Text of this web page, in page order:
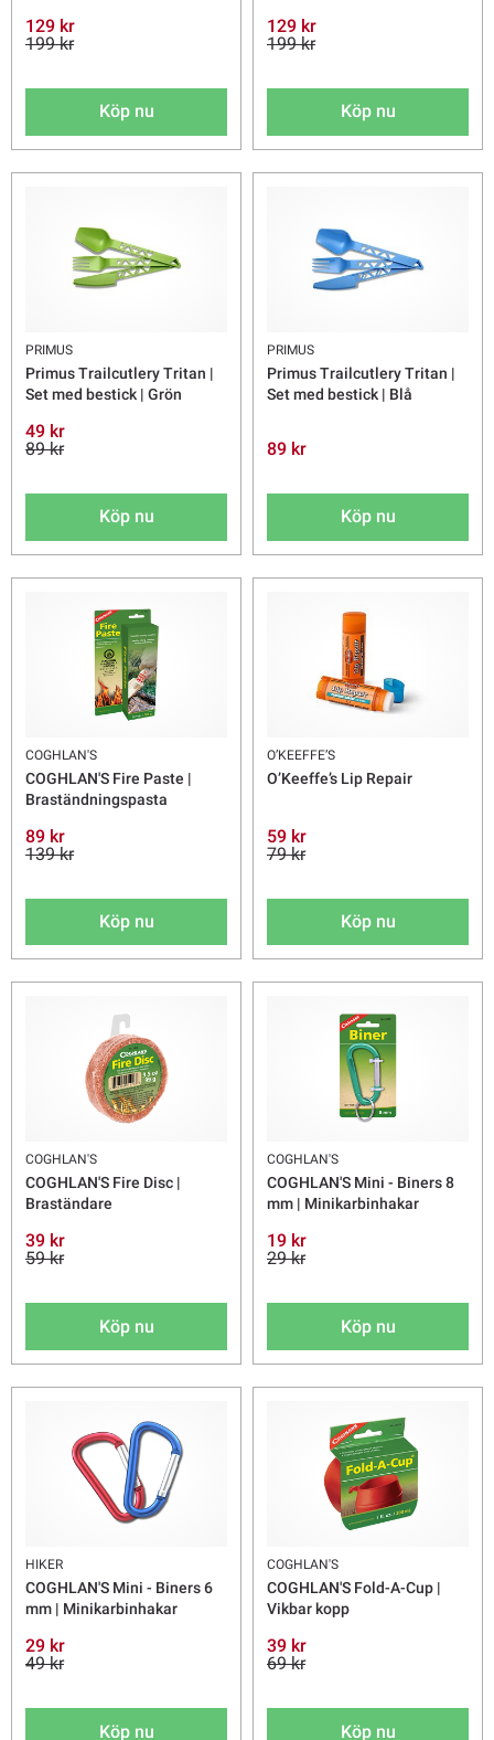
129 kr
199 kr
Köp nu
129 kr
199 kr
Köp nu
PRIMUS
Primus Trailcutlery Tritan |
Set med bestick | Grön
49 kr
89 kr
Köp nu
PRIMUS
Primus Trailcutlery Tritan |
Set med bestick | Blå
89 kr
Köp nu
COGHLAN'S
COGHLAN'S Fire Paste |
Braständningspasta
89 kr
139 kr
Köp nu
O’KEEFFE’S
O’Keeffe’s Lip Repair
59 kr
79 kr
Köp nu
COGHLAN'S
COGHLAN'S Fire Disc |
Braständare
39 kr
59 kr
Köp nu
COGHLAN'S
COGHLAN'S Mini - Biners 8
mm | Minikarbinhakar
19 kr
29 kr
Köp nu
HIKER
COGHLAN'S Mini - Biners 6
mm | Minikarbinhakar
29 kr
49 kr
Köp nu
COGHLAN'S
COGHLAN'S Fold-A-Cup |
Vikbar kopp
39 kr
69 kr
Köp nu